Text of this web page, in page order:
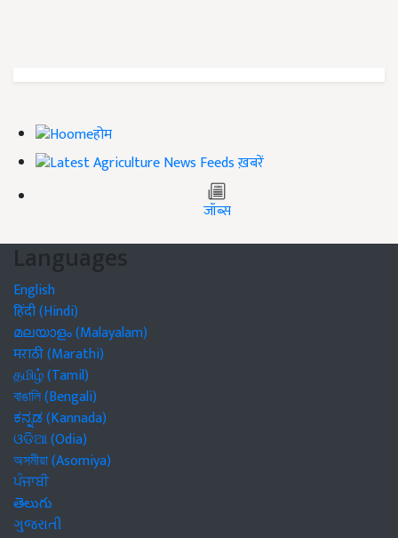
होम
ख़बरें
जॉब्स
Languages
English
हिंदी (Hindi)
മലയാളം (Malayalam)
मराठी (Marathi)
தமிழ் (Tamil)
বাঙালি (Bengali)
ಕನ್ನಡ (Kannada)
ଓଡିଆ (Odia)
অসমীয়া (Asomiya)
ਪੰਜਾਬੀ
తెలుగు
ગુજરાતી